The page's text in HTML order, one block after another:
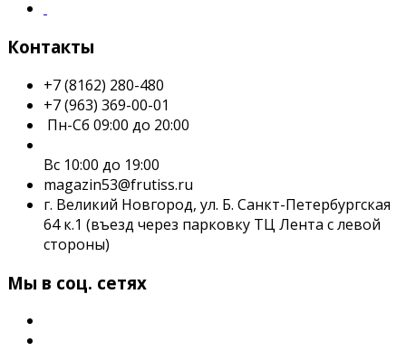
Контакты
+7 (8162) 280-480
+7 (963) 369-00-01
Пн-Сб 09:00 до 20:00
Вс 10:00 до 19:00
magazin53@frutiss.ru
г. Великий Новгород, ул. Б. Санкт-Петербургская
64 к.1 (въезд через парковку ТЦ Лента с левой
стороны)
Мы в соц. сетях